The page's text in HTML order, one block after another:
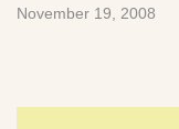
November 19, 2008